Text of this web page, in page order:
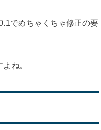
でめちゃくちゃ修正の要
ね。